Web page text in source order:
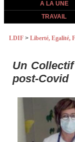
A LA UNE
TRAVAIL
LDIF > Liberté, Egalité,
Un
post-Covid